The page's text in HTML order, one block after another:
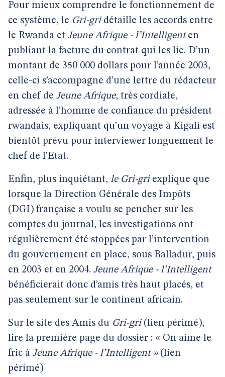
Pour mieux comprendre le fonctionnement de
ce système, le Gri-gridétaille les accords entre
le Rwanda et Jeune Afrique - l’Intelligenten
publiant la facture du contrat qui les lie. D’un
montant de 350 000 dollars pour l’année 2003,
celle-ci s’accompagne d’une lettre du rédacteur
en chef de Jeune Afrique, très cordiale,
adressée à l’homme de confiance du président
rwandais, expliquant qu’un voyage à Kigali est
bientôt prévu pour interviewer longuement le
chef de l’Etat.
Enfin, plus inquiétant, le Gri-griexplique que
lorsque la Direction Générale des Impôts
(DGI) française a voulu se pencher sur les
comptes du journal, les investigations ont
régulièrement été stoppées par l’intervention
du gouvernement en place, sous Balladur, puis
en 2003 et en 2004. Jeune Afrique - l’Intelligent
bénéficierait donc d’amis très haut placés, et
pas seulement sur le continent africain.
Sur le site des Amis du Gri-gri(lien périmé),
lire la première page du dossier : « On aime le
fric à Jeune Afrique - l’Intelligent »(lien
périmé)